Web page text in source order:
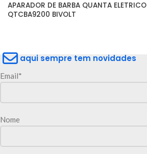
APARADOR DE BARBA QUANTA ELETRICO
QTCBA9200 BIVOLT
aqui sempre tem novidades
Email*
Nome